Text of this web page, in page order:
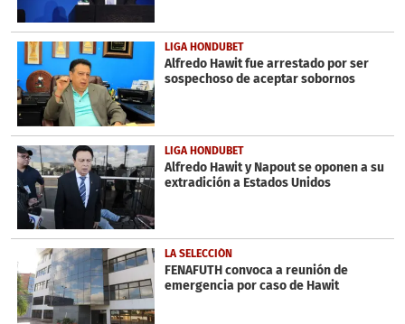
LIGA HONDUBET
Alfredo Hawit fue arrestado por ser
sospechoso de aceptar sobornos
LIGA HONDUBET
Alfredo Hawit y Napout se oponen a su
extradición a Estados Unidos
LA SELECCIÓN
FENAFUTH convoca a reunión de
emergencia por caso de Hawit